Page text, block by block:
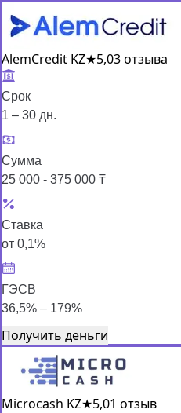
AlemCredit KZ★5,03 отзыва
Срок
1 – 30 дн.
Сумма
25 000 - 375 000 ₸
Ставка
от 0,1%
ГЭСВ
36,5% – 179%
Получить деньги
Microcash KZ★5,01 отзыв